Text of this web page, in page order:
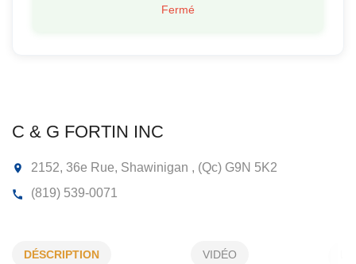
C & G FORTIN INC
DÉSCRIPTION VIDÉO
Fermé